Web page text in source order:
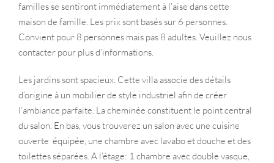
familles se sentiront immédiatement à l’aise dans cette
maison de famille. Les prix sont basés sur 6 personnes.
Convient pour 8 personnes mais pas 8 adultes. Veuillez nous
contacter pour plus d’informations.
Les jardins sont spacieux. Cette villa associe des détails
d’origine à un mobilier de style industriel afin de créer
l’ambiance parfaite. La cheminée constituent le point central
du salon. En bas, vous trouverez un salon avec une cuisine
ouverte équipée, une chambre avec lavabo et douche et des
toilettes séparées. A l’étage: 1 chambre avec double vasque,